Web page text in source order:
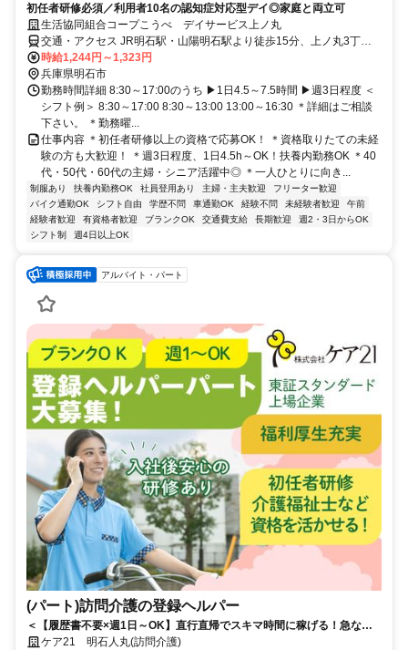
初任者研修必須／利用者10名の認知症対応型デイ◎家庭と両立可
生活協同組合コープこうべ デイサービス上ノ丸
交通・アクセス JR明石駅・山陽明石駅より徒歩15分、上ノ丸3丁目
（バス）停より徒歩1分／車通勤可
時給1,244円～1,323円
兵庫県明石市
勤務時間詳細 8:30～17:00のうち ▶1日4.5～7.5時間 ▶週3日程度 ＜
シフト例＞ 8:30～17:00 8:30～13:00 13:00～16:30 ＊詳細はご相談
下さい。 ＊勤務曜...
仕事内容 ＊初任者研修以上の資格で応募OK！ ＊資格取りたての未経
験の方も大歓迎！ ＊週3日程度、1日4.5h～OK！扶養内勤務OK ＊40
代・50代・60代の主婦・シニア活躍中◎ ＊一人ひとりに向き...
制服あり 扶養内勤務OK 社員登用あり 主婦・主夫歓迎
フリーター歓迎
バイク通勤OK
シフト自由 学歴不問 車通勤OK 経験不問 未経験者歓迎
午前
経験者歓迎
有資格者歓迎 ブランクOK 交通費支給 長期歓迎
週2・3日からOK
シフト制
週4日以上OK
アルバイト・パート
(パート)訪問介護の登録ヘルパー
＜【履歴書不要×週1日～OK】直行直帰でスキマ時間に稼げる！急なキ
ャンセルも手当有！定年無し！＞★履歴書の準備不要★未経験者OK！働
ケア21 明石人丸(訪問介護)